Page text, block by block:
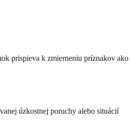
prispieva k zmierneniu príznakov ako
úzkostnej poruchy alebo situácií